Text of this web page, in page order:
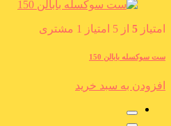
امتیاز 5 از 5 امتیاز 1 مشتری
ست سوکسله بابالن 150
افزودن به سبد خرید